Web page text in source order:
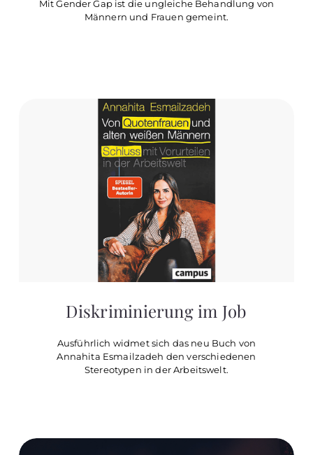
Mit Gender Gap ist die ungleiche Behandlung von
Männern und Frauen gemeint.
Diskriminierung im Job
Ausführlich widmet sich das neu Buch von
Annahita Esmailzadeh den verschiedenen
Stereotypen in der Arbeitswelt.